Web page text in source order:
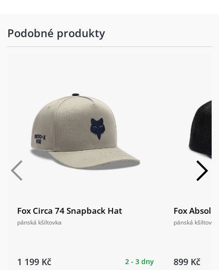
Podobné produkty
Fox Circa 74 Snapback Hat
pánská kšiltovka
1 199 Kč 2 - 3 dny
Fox
pánská kšiltovka
899 Kč